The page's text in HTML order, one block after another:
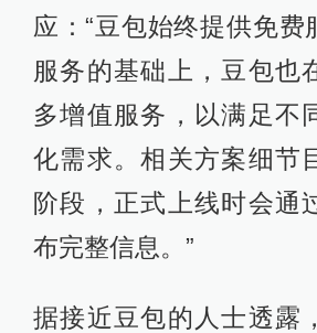
应：“豆包始终提供免费
服务的基础上，豆包也
多增值服务，以满足不
化需求。相关方案细节
阶段，正式上线时会通
布完整信息。”
据接近豆包的人士透露